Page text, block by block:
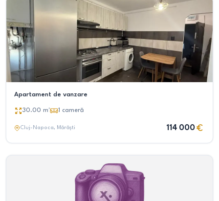
Apartament de vanzare
30.00 m² 1 cameră
Cluj-Napoca, Mărăști 114 000